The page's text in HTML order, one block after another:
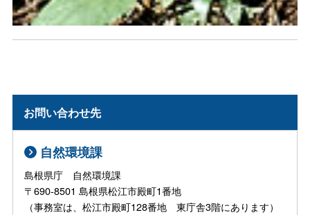
お問い合わせ先
自然環境課
島根県庁 自然環境課
〒690-8501 島根県松江市殿町1番地
（事務室は、松江市殿町128番地 東庁舎3階にあります）